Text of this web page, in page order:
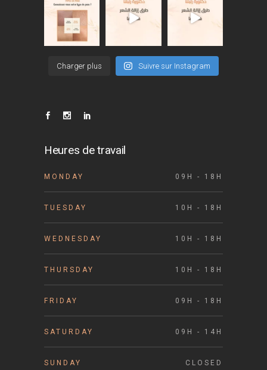
Charger plus Suivre sur Instagram
Heures de travail
MONDAY 09H - 18H
TUESDAY 10H - 18H
WEDNESDAY 10H - 18H
THURSDAY 10H - 18H
FRIDAY 09H - 18H
SATURDAY 09H - 14H
SUNDAY CLOSED